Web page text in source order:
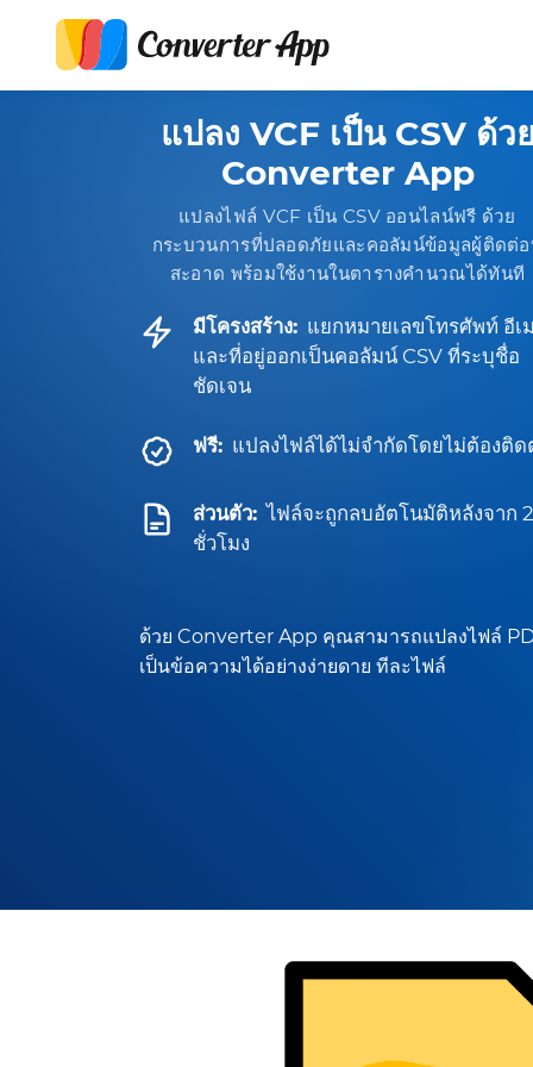
แปลง VCF เป็น CSV ด้ว
Converter App
แปลงไฟล์ VCF เป็น CSV ออนไลน์ฟรี ด้วย
กระบวนการที่ปลอดภัยและคอลัมน์ข้อมูลผู้ติดต่
สะอาด พร้อมใช้งานในตารางคำนวณได้ทันที
มีโครงสร้าง: แยกหมายเลขโทรศัพท์ อีเ
และที่อยู่ออกเป็นคอลัมน์ CSV ที่ระบุชื่อ
ชัดเจน
ฟรี: แปลงไฟล์ได้ไม่จำกัดโดยไม่ต้องติด
ส่วนตัว: ไฟล์จะถูกลบอัตโนมัติหลังจาก 2
ชั่วโมง
ด้วย Converter App คุณสามารถแปลงไฟล์
เป็นข้อความได้อย่างง่ายดาย ทีละไฟล์